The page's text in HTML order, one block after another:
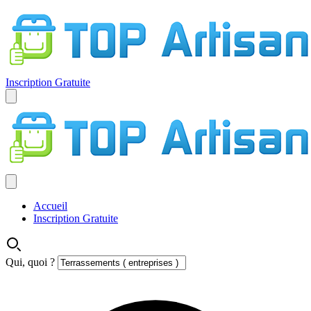
Inscription Gratuite
Accueil
Inscription Gratuite
Qui, quoi ?